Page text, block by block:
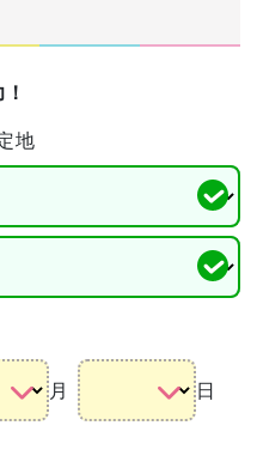
地
月 日